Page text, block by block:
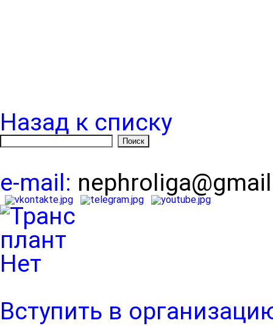
Назад к списку
e-mail:
Вступить в